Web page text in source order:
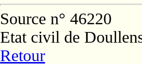
Source n° 46220
Etat civil de
Retour